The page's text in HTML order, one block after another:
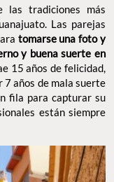
las tradiciones más
Las parejas
tomarse una foto y
y buena suerte en
15 años de felicidad,
años de mala suerte
fila para capturar su
están siempre